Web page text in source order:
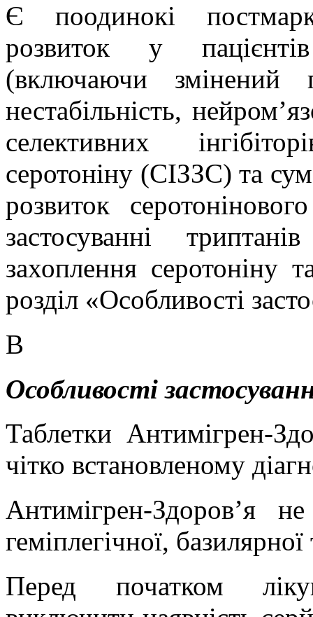
Є поодинокі
розвиток у
(включаючи змінений
нестабільність,
селективних
серотоніну (СІЗЗС) та
розвиток
застосуванні
захоплення серотоніну
розділ «Особливості
В
Особливості
Таблетки Антимігрен-
чітко встановленому
Антимігрен-Здоров’я
геміплегічної, базилярної
Перед початком